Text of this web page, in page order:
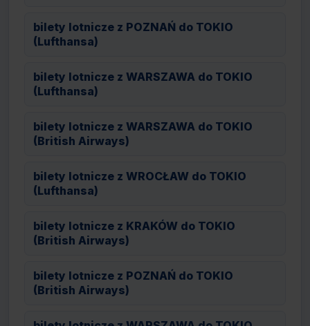
bilety lotnicze z POZNAŃ do TOKIO
(Lufthansa)
bilety lotnicze z WARSZAWA do TOKIO
(Lufthansa)
bilety lotnicze z WARSZAWA do TOKIO
(British Airways)
bilety lotnicze z WROCŁAW do TOKIO
(Lufthansa)
bilety lotnicze z KRAKÓW do TOKIO
(British Airways)
bilety lotnicze z POZNAŃ do TOKIO
(British Airways)